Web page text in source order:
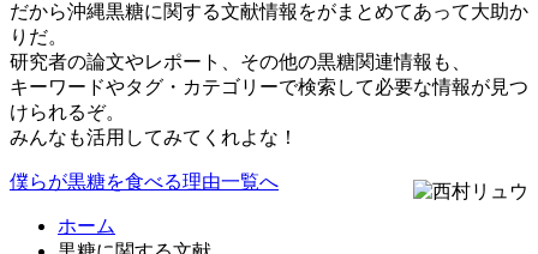
だから沖縄黒糖に関する文献情報をがまとめてあって大助か
りだ。
研究者の論文やレポート、その他の黒糖関連情報も、
キーワードやタグ・カテゴリーで検索して必要な情報が見つ
けられるぞ。
みんなも活用してみてくれよな！
僕らが黒糖を食べる理由一覧へ
ホーム